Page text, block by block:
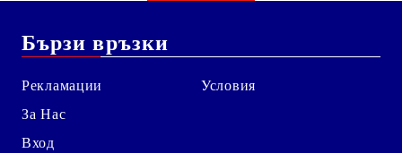
Бързи връзки
Рекламации
За Нас
Вход
Условия